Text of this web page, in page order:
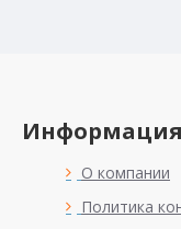
Информация
О компании
Политика